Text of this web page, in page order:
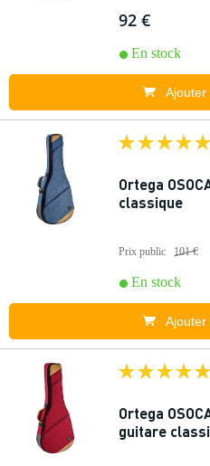
92 €
En stock
Ajouter
Ortega
classique
Prix public 101 €
En stock
Ajouter
Ortega
guitare